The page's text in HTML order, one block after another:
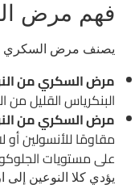
فهم مرض
يصنف مرض السكري
مرض السكري من
البنكرياس القليل من
مرض السكري من
مقاومًا للأنسولين
على مستويات
يؤدي كلا النوعين